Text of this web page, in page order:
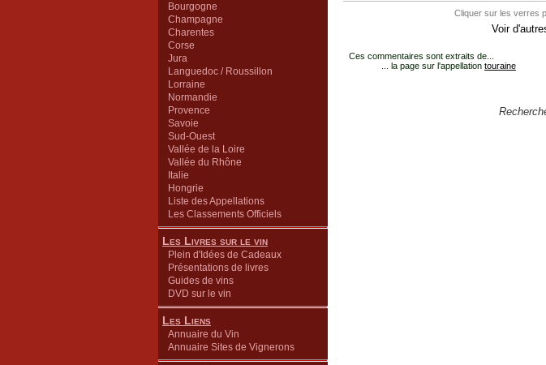
Bourgogne
Champagne
Charentes
Corse
Jura
Languedoc / Roussillon
Lorraine
Normandie
Provence
Savoie
Sud-Ouest
Vallée de la Loire
Vallée du Rhône
Italie
Hongrie
Liste des Appellations
Les Classements Officiels
Les Livres sur le vin
Plein d'Idées de Cadeaux
Présentations de livres
Guides de vins
DVD sur le vin
Les Liens
Annuaire du Vin
Annuaire Sites de Vignerons
Cliquer sur les verres
Voir
Ces commentaires sont extraits de...
... la page sur l'appellation touraine